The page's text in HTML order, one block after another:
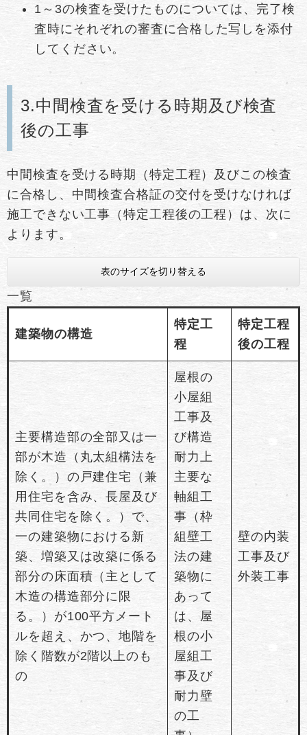
1～3の検査を受けたものについては、完了検
査時にそれぞれの審査に合格した写しを添付
してください。
3.中間検査を受ける時期及び検査
後の工事
中間検査を受ける時期（特定工程）及びこの検査
に合格し、中間検査合格証の交付を受けなければ
施工できない工事（特定工程後の工程）は、次に
よります。
表のサイズを切り替える
一覧
建築物の構造
特定工
程
特定工程
後の工程
主要構造部の全部又は一
部が木造（丸太組構法を
除く。）の戸建住宅（兼
用住宅を含み、長屋及び
共同住宅を除く。）で、
一の建築物における新
築、増築又は改築に係る
部分の床面積（主として
木造の構造部分に限
る。）が100平方メート
ルを超え、かつ、地階を
除く階数が2階以上のも
の
屋根の
小屋組
工事及
び構造
耐力上
主要な
軸組工
事（枠
組壁工
法の建
築物に
あって
は、屋
根の小
屋組工
事及び
耐力壁
の工
壁の内装
工事及び
外装工事